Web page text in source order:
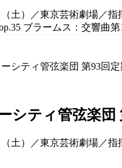
（土）／東京芸術劇場／
ブラームス：交響曲第
シティ管弦楽団
（土）／東京芸術劇場／